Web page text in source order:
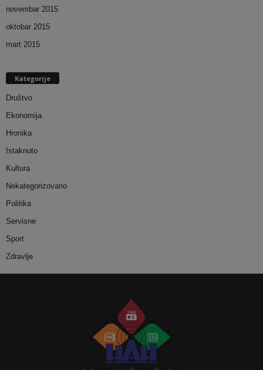
novembar 2015
oktobar 2015
mart 2015
Kategorije
Društvo
Ekonomija
Hronika
Istaknuto
Kultura
Nekategorizovano
Politika
Servisne
Sport
Zdravlje